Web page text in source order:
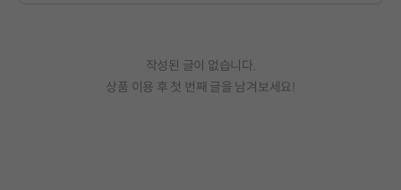
작성된 글이 없습니다.
상품 이용 후 첫 번째 글을 남겨보세요!